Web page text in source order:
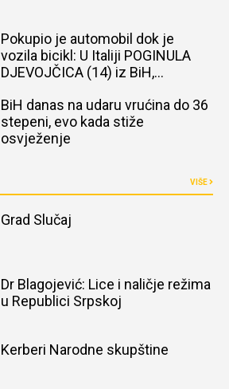
Pokupio je automobil dok je
vozila bicikl: U Italiji POGINULA
DJEVOJČICA (14) iz BiH,
BiH danas na udaru vrućina do 36
stepeni, evo kada stiže
osvježenje
VIŠE
Grad Slučaj
Dr Blagojević: Lice i naličje režima
u Republici Srpskoj
Kerberi Narodne skupštine